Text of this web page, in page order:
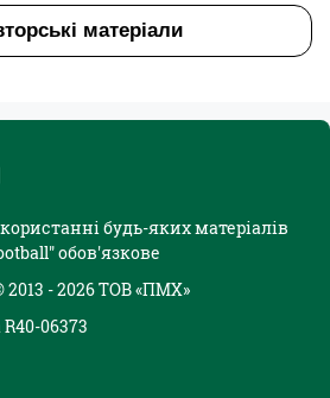
матеріали
будь-яких матеріалів
обов'язкове
2013 - 2026 ТОВ «ПМХ»
06373